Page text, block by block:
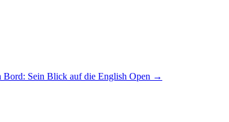
Bord: Sein Blick auf die English Open →